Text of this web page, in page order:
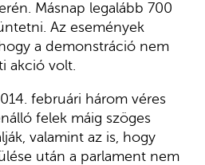
Másnap legalább 700
Az események
a demonstráció nem
akció volt.
februári három véres
felek máig szöges
valamint az is, hogy
után a parlament nem